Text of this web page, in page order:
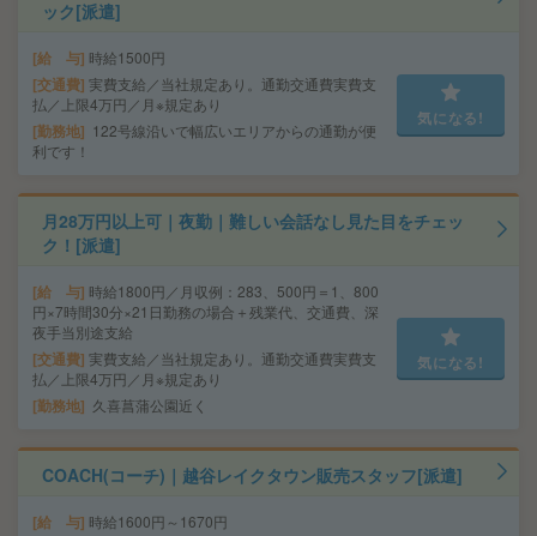
ック[派遣]
給 与 時給1500円
交通費 実費支給／当社規定あり。通勤交通費実費支
払／上限4万円／月※規定あり
勤務地
122号線沿いで幅広いエリアからの通勤が便
利です！
気になる!
月28万円以上可｜夜勤｜難しい会話なし見た目をチェッ
ク！[派遣]
給 与 時給1800円／月収例：283、500円＝1、800
円×7時間30分×21日勤務の場合＋残業代、交通費、深
夜手当別途支給
交通費 実費支給／当社規定あり。通勤交通費実費支
払／上限4万円／月※規定あり
勤務地 久喜菖蒲公園近く
気になる!
COACH(コーチ)｜越谷レイクタウン販売スタッフ[派遣]
給 与 時給1600円～1670円